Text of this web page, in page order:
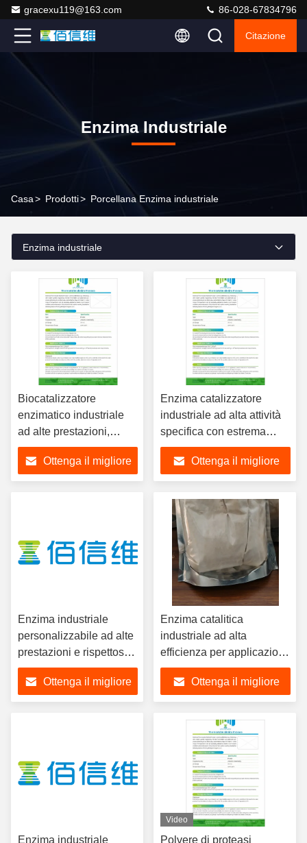
gracexu119@163.com 86-028-67834796
Citazione
Enzima Industriale
Casa> Prodotti> Porcellana Enzima industriale
Enzima industriale
Biocatalizzatore
enzimatico industriale
ad alte prestazioni,
ecologico, con
formulazioni
personalizzabili per
Ottenga il migliore
Enzima catalizzatore
industriale ad alta attività
specifica con estrema
stabilità al pH e alla
temperatura per processi
industriali ecologici
Ottenga il migliore
Enzima industriale
personalizzabile ad alte
prestazioni e rispettoso
dell'ambiente per
soluzioni di
biocatalisatori industriali
Ottenga il migliore
Enzima catalitica
industriale ad alta
efficienza per applicazioni
versatili con stabilità
termicaOttenga il migliore
Enzima industriale
Video
Polvere di proteasi